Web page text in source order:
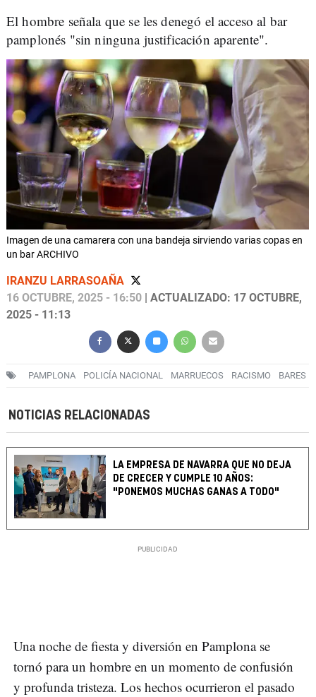
El hombre señala que se les denegó el acceso al bar
pamplonés "sin ninguna justificación aparente".
Imagen de una camarera con una bandeja sirviendo varias copas en
un bar ARCHIVO
IRANZU LARRASOAÑA
16 OCTUBRE, 2025 - 16:50 | ACTUALIZADO: 17 OCTUBRE,
2025 - 11:13
PAMPLONA POLICÍA NACIONAL MARRUECOS RACISMO BARES
NOTICIAS RELACIONADAS
LA EMPRESA DE NAVARRA QUE NO DEJA
DE CRECER Y CUMPLE 10 AÑOS:
"PONEMOS MUCHAS GANAS A TODO"
Una noche de fiesta y diversión en Pamplona se
tornó para un hombre en un momento de confusión
y profunda tristeza. Los hechos ocurrieron el pasado